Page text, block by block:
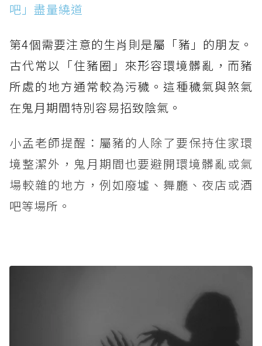
吧」盡量繞道
第4個需要注意的生肖則是屬「豬」的朋友。
古代常以「住豬圈」來形容環境髒亂，而豬
所處的地方通常較為污穢。這種穢氣與煞氣
在鬼月期間特別容易招致陰氣。
小孟老師提醒：屬豬的人除了要保持住家環
境整潔外，鬼月期間也要避開環境髒亂或氣
場較雜的地方，例如廢墟、舞廳、夜店或酒
吧等場所。